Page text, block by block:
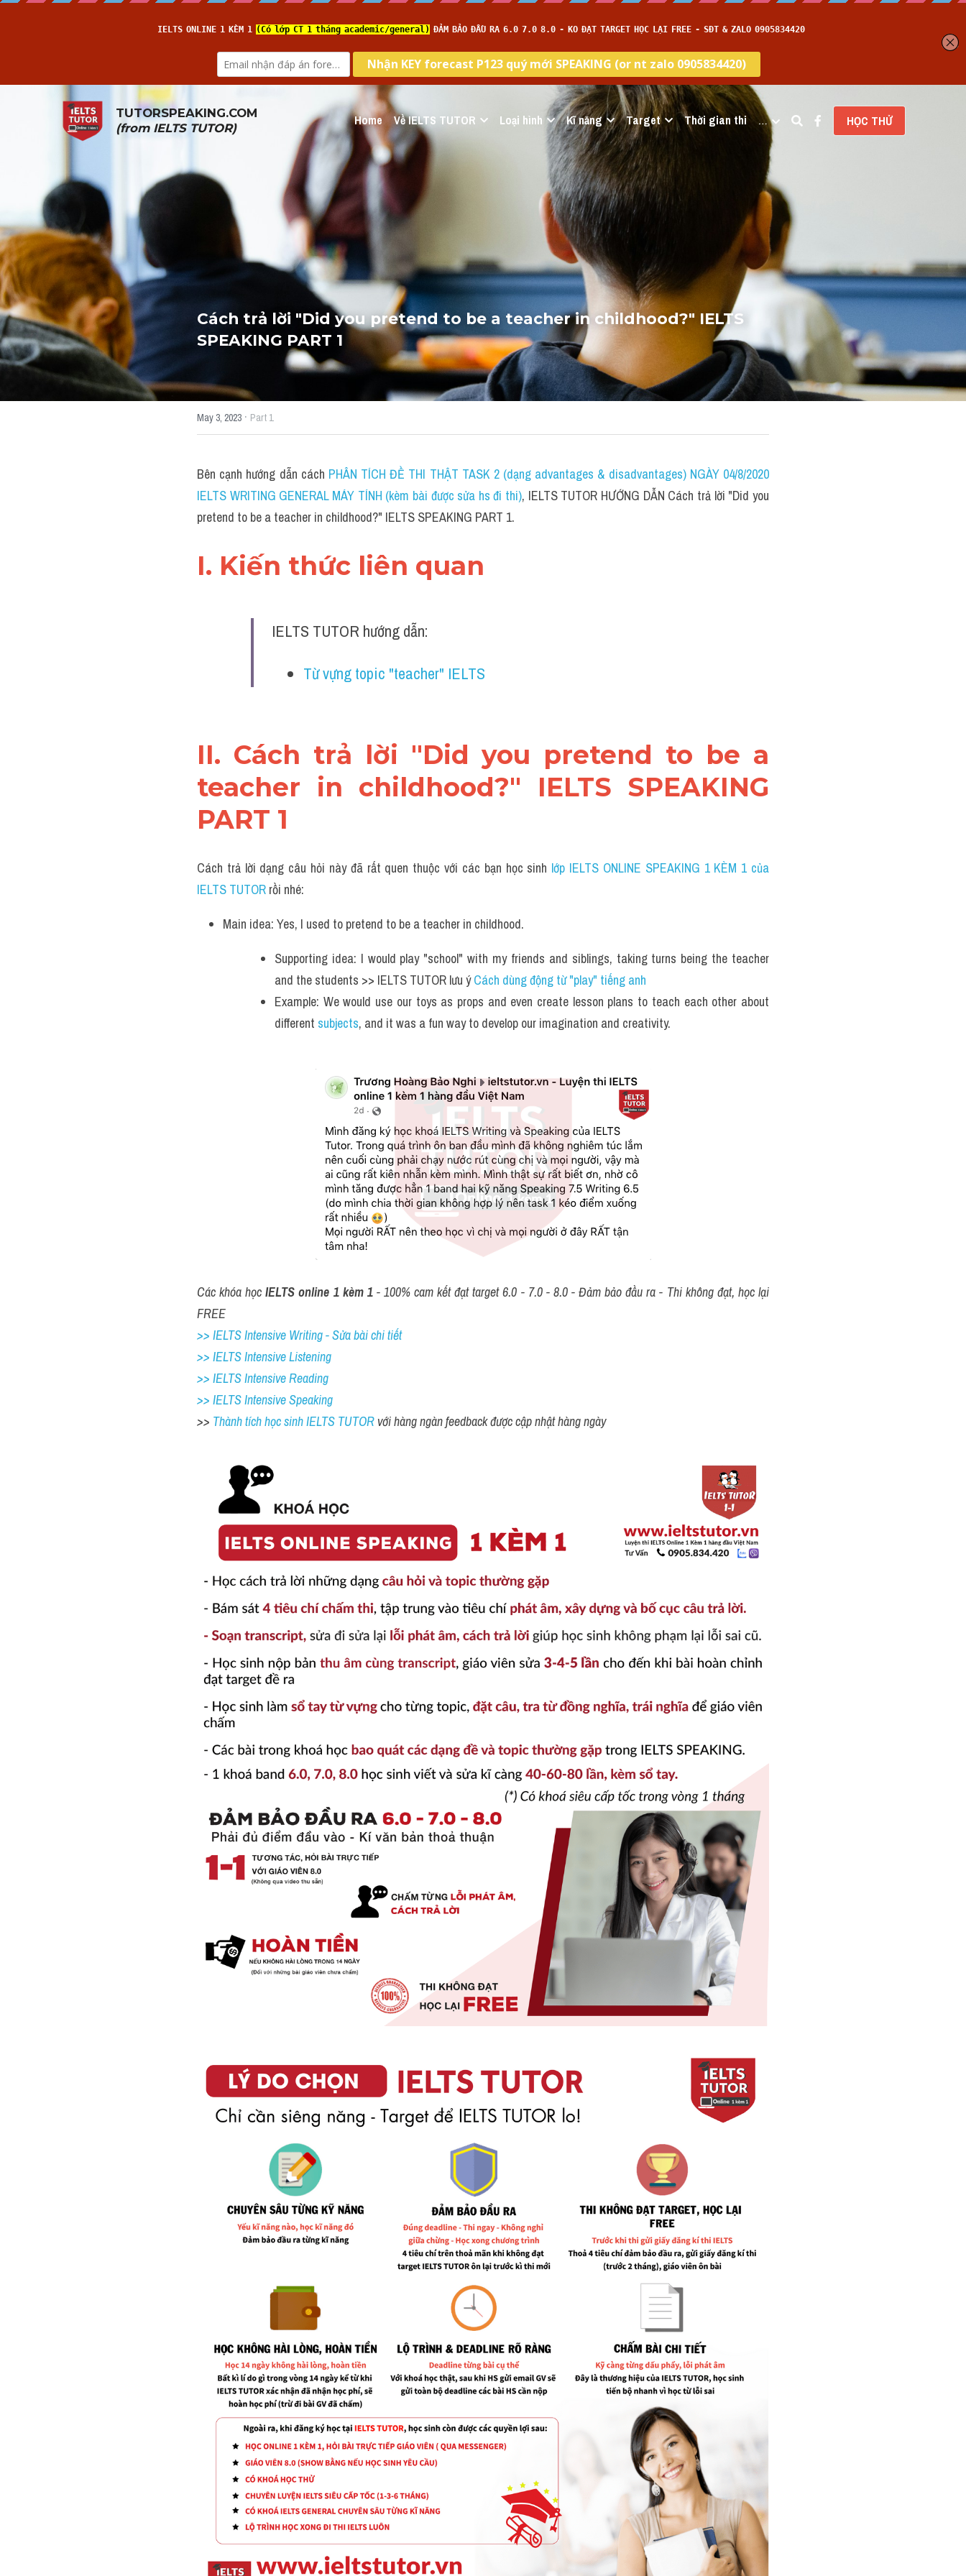
TUTORSPEAKING.COM
(from IELTS TUTOR) Home Về IELTS TUTOR Loại hình Kĩ năng Target Thời gian thi … HỌC THỬ
Cách trả lời "Did you pretend to be a teacher in childhood?" IELTS
SPEAKING PART 1
May 3, 2023 · Part 1
Bên cạnh hướng dẫn cách PHÂN TÍCH ĐỀ THI THẬT TASK 2 (dạng advantages & disadvantages) NGÀY 04/8/2020
IELTS WRITING GENERAL MÁY TÍNH (kèm bài được sửa hs đi thi), IELTS TUTOR HƯỚNG DẪN Cách trả lời "Did you
pretend to be a teacher in childhood?" IELTS SPEAKING PART 1.
I. Kiến thức liên quan
IELTS TUTOR hướng dẫn:
Từ vựng topic "teacher" IELTS
II. Cách trả lời "Did you pretend to be a
teacher in childhood?" IELTS SPEAKING
PART 1
Cách trả lời dạng câu hỏi này đã rất quen thuộc với các bạn học sinh lớp IELTS ONLINE SPEAKING 1 KÈM 1 của
IELTS TUTOR rồi nhé:
Main idea: Yes, I used to pretend to be a teacher in childhood.
Supporting idea: I would play "school" with my friends and siblings, taking turns being the teacher
and the students >> IELTS TUTOR lưu ý Cách dùng động từ "play" tiếng anh
Example: We would use our toys as props and even create lesson plans to teach each other about
different subjects, and it was a fun way to develop our imagination and creativity.
Các khóa học IELTS online 1 kèm 1 - 100% cam kết đạt target 6.0 - 7.0 - 8.0 - Đảm bảo đầu ra - Thi không đạt, học lại
FREE
>> IELTS Intensive Writing - Sửa bài chi tiết
>> IELTS Intensive Listening
>> IELTS Intensive Reading
>> IELTS Intensive Speaking
>> Thành tích học sinh IELTS TUTOR với hàng ngàn feedback được cập nhật hàng ngày